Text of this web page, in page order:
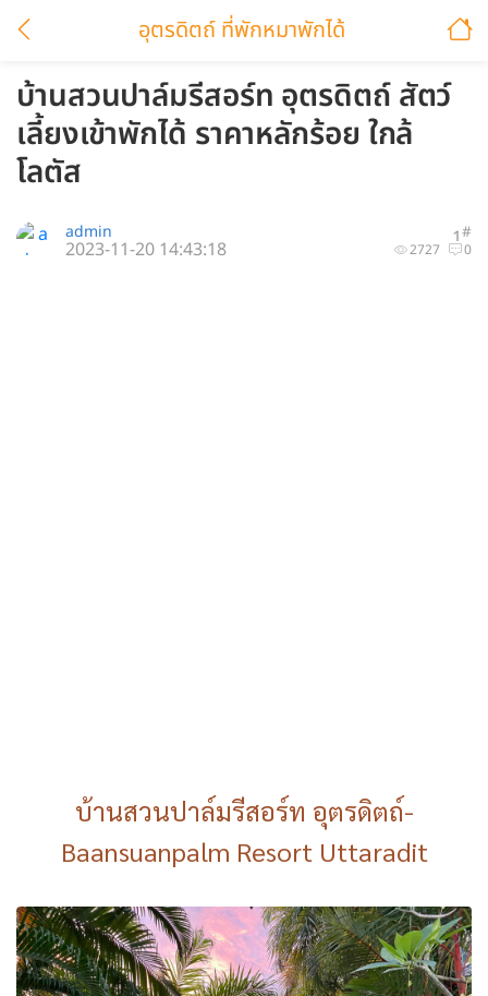
อุตรดิตถ์ ที่พักหมาพักได้
บ้านสวนปาล์มรีสอร์ท อุตรดิตถ์ สัตว์
เลี้ยงเข้าพักได้ ราคาหลักร้อย ใกล้
โลตัส
1#
admin
2727 0
2023-11-20 14:43:18
บ้านสวนปาล์มรีสอร์ท อุตรดิตถ์-
Baansuanpalm Resort Uttaradit